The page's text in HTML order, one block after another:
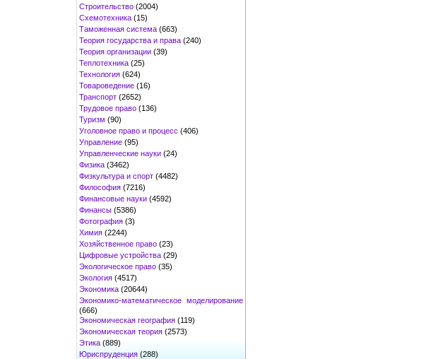
Строительство (2004)
Схемотехника (15)
Таможенная система (663)
Теория государства и права (240)
Теория организации (39)
Теплотехника (25)
Технология (624)
Товароведение (16)
Транспорт (2652)
Трудовое право (136)
Туризм (90)
Уголовное право и процесс (406)
Управление (95)
Управленческие науки (24)
Физика (3462)
Физкультура и спорт (4482)
Философия (7216)
Финансовые науки (4592)
Финансы (5386)
Фотография (3)
Химия (2244)
Хозяйственное право (23)
Цифровые устройства (29)
Экологическое право (35)
Экология (4517)
Экономика (20644)
Экономико-математическое моделирование
(666)
Экономическая география (119)
Экономическая теория (2573)
Этика (889)
Юриспруденция (288)